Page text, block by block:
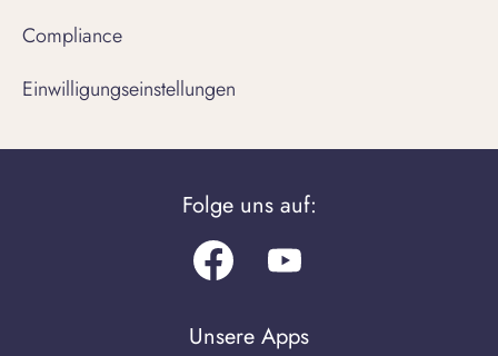
Compliance
Einwilligungseinstellungen
Folge uns auf:
FacebookYoutube.com
Unsere Apps